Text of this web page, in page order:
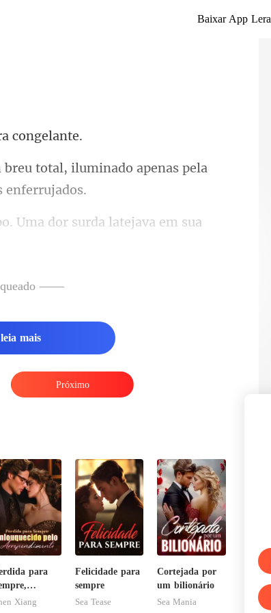
Baixar App Lera
total, iluminado apenas pela
urda latejava em sua
——
mais
Próximo
para
Xiang
Felicidade para
sempre
Sea Tease
Cortejada por
um bilionário
Sea Mania